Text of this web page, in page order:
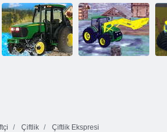
Çiftlik Çiftlik Ekspresi